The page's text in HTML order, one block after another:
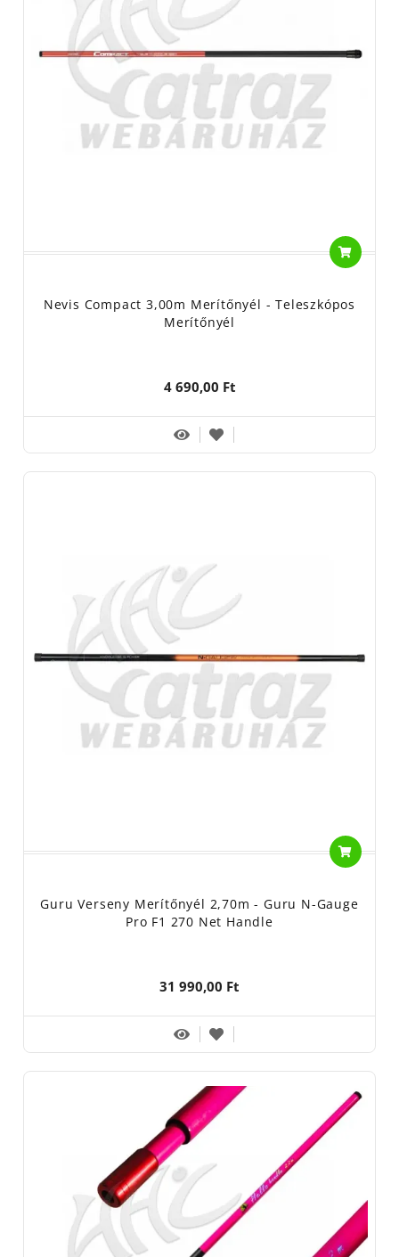
Nevis Compact 3,00m Merítőnyél - Teleszkópos
Merítőnyél
4 690,00 Ft
Guru Verseny Merítőnyél 2,70m - Guru N-Gauge
Pro F1 270 Net Handle
31 990,00 Ft